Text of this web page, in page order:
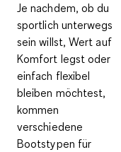
Je nachdem, ob du
sportlich unterwegs
sein willst, Wert auf
Komfort legst oder
einfach flexibel
bleiben möchtest,
kommen
verschiedene
Bootstypen für